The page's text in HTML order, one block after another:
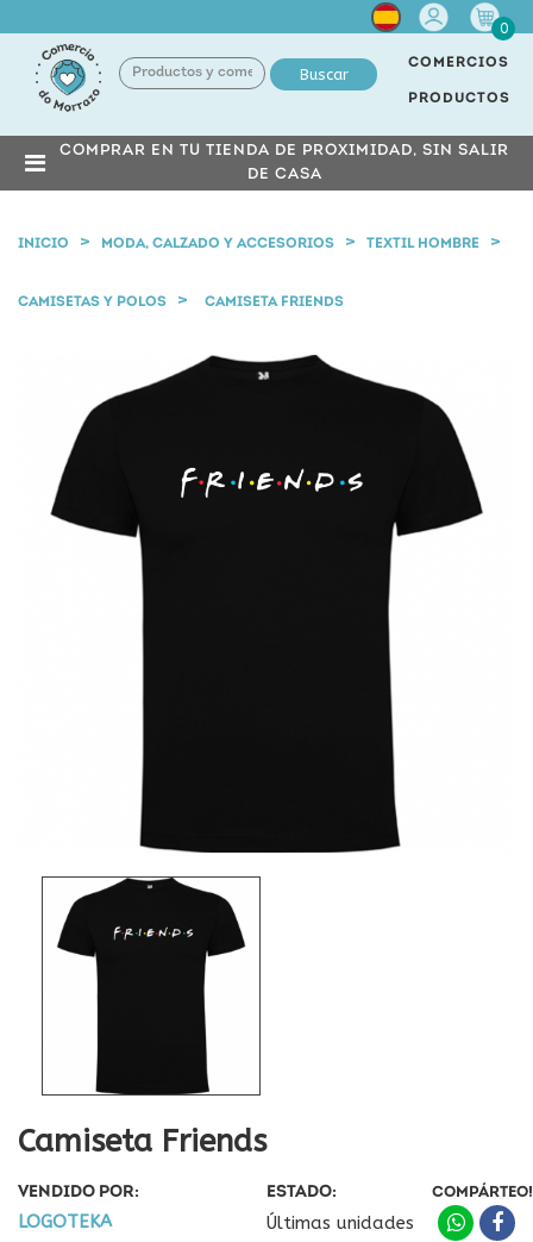
Cuenta
0
Buscar
COMERCIOS
PRODUCTOS
COMPRAR EN TU TIENDA DE PROXIMIDAD, SIN SALIR
DE CASA
INICIO MODA, CALZADO Y ACCESORIOS TEXTIL HOMBRE
CAMISETAS Y POLOS CAMISETA FRIENDS
Camiseta Friends
VENDIDO POR:
LOGOTEKA
ESTADO:
Últimas unidades
COMPÁRTEO!